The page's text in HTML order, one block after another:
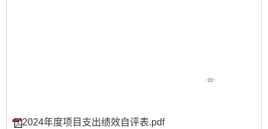
2024年度项目支出绩效自评表.pdf